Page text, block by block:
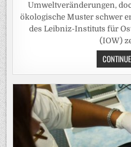
Umweltveränderungen,
ökologische Muster schwer
des Leibniz-Instituts für
(IOW)